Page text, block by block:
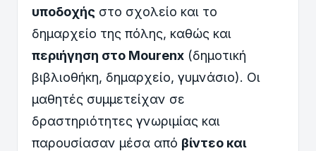
υποδοχής στο σχολείο και το
δημαρχείο της πόλης, καθώς και
περιήγηση στο Mourenx (δημοτική
βιβλιοθήκη, δημαρχείο, γυμνάσιο). Οι
μαθητές συμμετείχαν σε
δραστηριότητες γνωριμίας και
παρουσίασαν μέσα από βίντεο και